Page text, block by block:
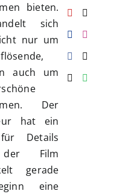
bieten.
sich
nur um
auch um
Der
hat ein
Details
Film
gerade
eine